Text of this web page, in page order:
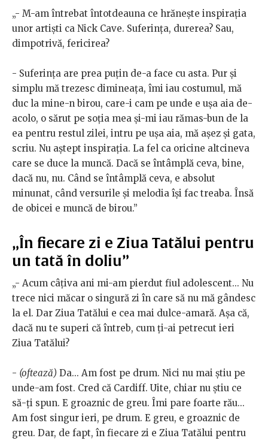
„- M-am întrebat întotdeauna ce hrănește inspirația
unor artiști ca Nick Cave. Suferința, durerea? Sau,
dimpotrivă, fericirea?
- Suferința are prea puțin de-a face cu asta. Pur și
simplu mă trezesc dimineața, îmi iau costumul, mă
duc la mine-n birou, care-i cam pe unde e ușa aia de-
acolo, o sărut pe soția mea și-mi iau rămas-bun de la
ea pentru restul zilei, intru pe ușa aia, mă așez și gata,
scriu. Nu aștept inspirația. La fel ca oricine altcineva
care se duce la muncă. Dacă se întâmplă ceva, bine,
dacă nu, nu. Când se întâmplă ceva, e absolut
minunat, când versurile și melodia își fac treaba. Însă
de obicei e muncă de birou.”
„În fiecare zi e Ziua Tatălui pentru
un tată în doliu”
„- Acum câțiva ani mi-am pierdut fiul adolescent... Nu
trece nici măcar o singură zi în care să nu mă gândesc
la el. Dar Ziua Tatălui e cea mai dulce-amară. Așa că,
dacă nu te superi că întreb, cum ți-ai petrecut ieri
Ziua Tatălui?
- (oftează) Da... Am fost pe drum. Nici nu mai știu pe
unde-am fost. Cred că Cardiff. Uite, chiar nu știu ce
să-ți spun. E groaznic de greu. Îmi pare foarte rău...
Am fost singur ieri, pe drum. E greu, e groaznic de
greu. Dar, de fapt, în fiecare zi e Ziua Tatălui pentru